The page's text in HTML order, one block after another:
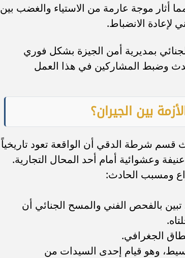
أثار موجة عارمة من الاستياء والغضب بين
لإعادة الانضباط.
بمديرية أمن الجيزة بشكل فوري
وضبط المشاركين في هذا العمل
بين الجيران؟
قسم شرطة الدقي أن الواقعة تعود تاريخياً
عنيفة وعشوائية أمام أحد المحال التجارية.
ومسبب الحادث:
بالفحص الفني والمسح الجنائي أن
وهو قيام إحدى السيدات من